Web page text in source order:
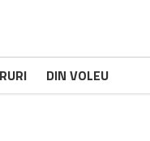
DIN VOLEU